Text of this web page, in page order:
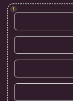
!